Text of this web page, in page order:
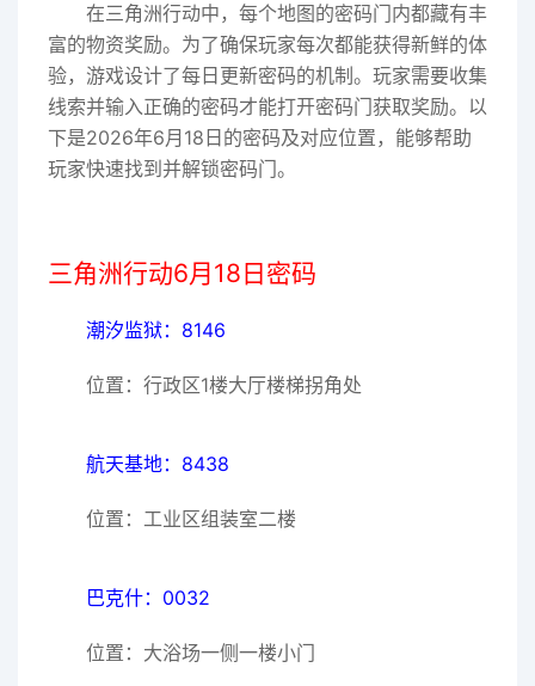
在三角洲行动中，每个地图的密码门内都藏有丰
富的物资奖励。为了确保玩家每次都能获得新鲜的体
验，游戏设计了每日更新密码的机制。玩家需要收集
线索并输入正确的密码才能打开密码门获取奖励。以
下是2026年6月18日的密码及对应位置，能够帮助
玩家快速找到并解锁密码门。
三角洲行动6月18日密码
潮汐监狱：8146
位置：行政区1楼大厅楼梯拐角处
航天基地：8438
位置：工业区组装室二楼
巴克什：0032
位置：大浴场一侧一楼小门